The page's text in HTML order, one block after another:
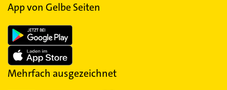
App von Gelbe Seiten
Mehrfach ausgezeichnet